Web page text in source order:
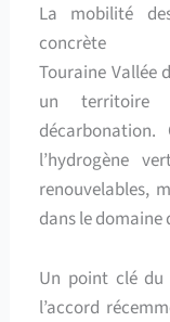
La mobilité
concrète
Touraine Vallée
un territoire
l’hydrogène
renouvelables,
dans le
Un point clé
l’accord